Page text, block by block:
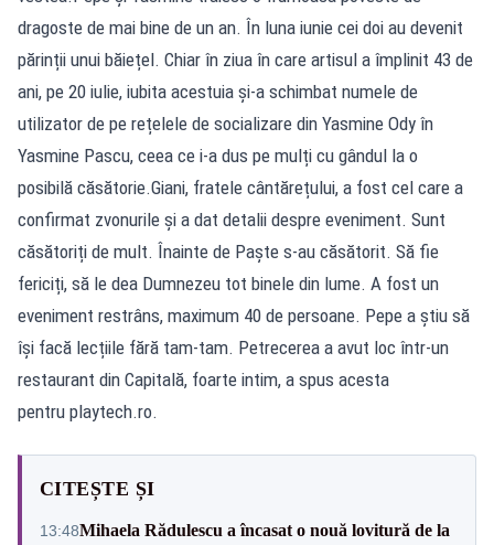
dragoste de mai bine de un an. În luna iunie cei doi au devenit
părinții unui băiețel. Chiar în ziua în care artisul a împlinit 43 de
ani, pe 20 iulie, iubita acestuia și-a schimbat numele de
utilizator de pe rețelele de socializare din Yasmine Ody în
Yasmine Pascu, ceea ce i-a dus pe mulți cu gândul la o
posibilă căsătorie.Giani, fratele cântărețului, a fost cel care a
confirmat zvonurile și a dat detalii despre eveniment. Sunt
căsătoriți de mult. Înainte de Paște s-au căsătorit. Să fie
fericiți, să le dea Dumnezeu tot binele din lume. A fost un
eveniment restrâns, maximum 40 de persoane. Pepe a știu să
își facă lecțiile fără tam-tam. Petrecerea a avut loc într-un
restaurant din Capitală, foarte intim, a spus acesta
pentru playtech.ro.
CITEȘTE ȘI
13:48Mihaela Rădulescu a încasat o nouă lovitură de la